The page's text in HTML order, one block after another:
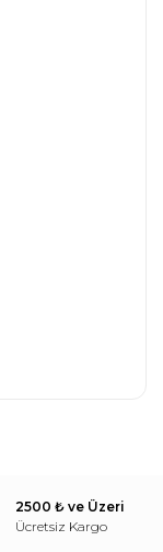
2500 ₺ ve Üzeri
Ücretsiz Kargo